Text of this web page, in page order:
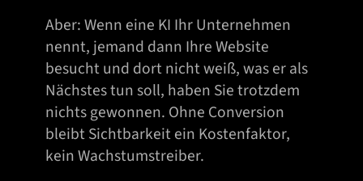
Aber: Wenn eine KI Ihr Unternehmen
nennt, jemand dann Ihre Website
besucht und dort nicht weiß, was er als
Nächstes tun soll, haben Sie trotzdem
nichts gewonnen. Ohne Conversion
bleibt Sichtbarkeit ein Kostenfaktor,
kein Wachstumstreiber.